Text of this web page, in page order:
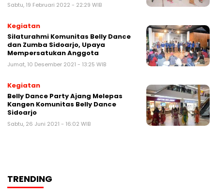
Sabtu, 19 Februari 2022 - 22:29 WIB
Kegiatan
Silaturahmi Komunitas Belly Dance
dan Zumba Sidoarjo, Upaya
Mempersatukan Anggota
Jumat, 10 Desember 2021 - 13:25 WIB
Kegiatan
Belly Dance Party Ajang Melepas
Kangen Komunitas Belly Dance
Sidoarjo
Sabtu, 26 Juni 2021 - 16:02 WIB
TRENDING